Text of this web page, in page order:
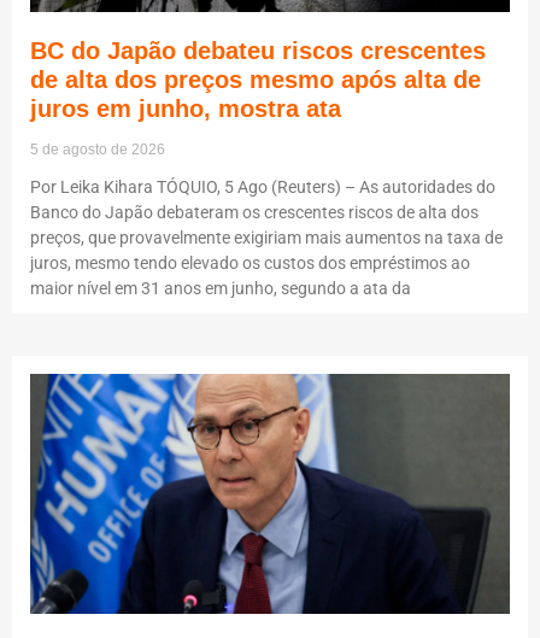
BC do Japão debateu riscos crescentes
de alta dos preços mesmo após alta de
juros em junho, mostra ata
5 de agosto de 2026
Por Leika Kihara TÓQUIO, 5 Ago (Reuters) – As autoridades do
Banco do Japão debateram os crescentes riscos de alta dos
preços, que provavelmente exigiriam mais aumentos na taxa de
juros, mesmo tendo elevado os custos dos empréstimos ao
maior nível em 31 anos em junho, segundo a ata da